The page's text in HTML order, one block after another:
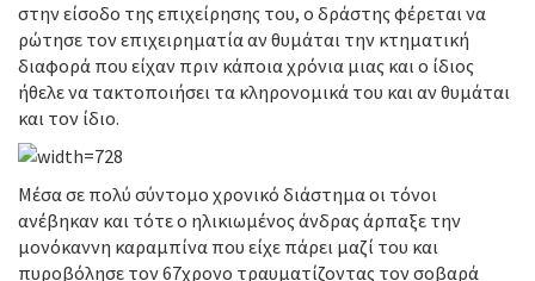
στην είσοδο της επιχείρησης του, ο δράστης φέρεται να
ρώτησε τον επιχειρηματία αν θυμάται την κτηματική
διαφορά που είχαν πριν κάποια χρόνια μιας και ο ίδιος
ήθελε να τακτοποιήσει τα κληρονομικά του και αν θυμάται
και τον ίδιο.
Μέσα σε πολύ σύντομο χρονικό διάστημα οι τόνοι
ανέβηκαν και τότε ο ηλικιωμένος άνδρας άρπαξε την
μονόκαννη καραμπίνα που είχε πάρει μαζί του και
πυροβόλησε τον 67χρονο τραυματίζοντας τον σοβαρά